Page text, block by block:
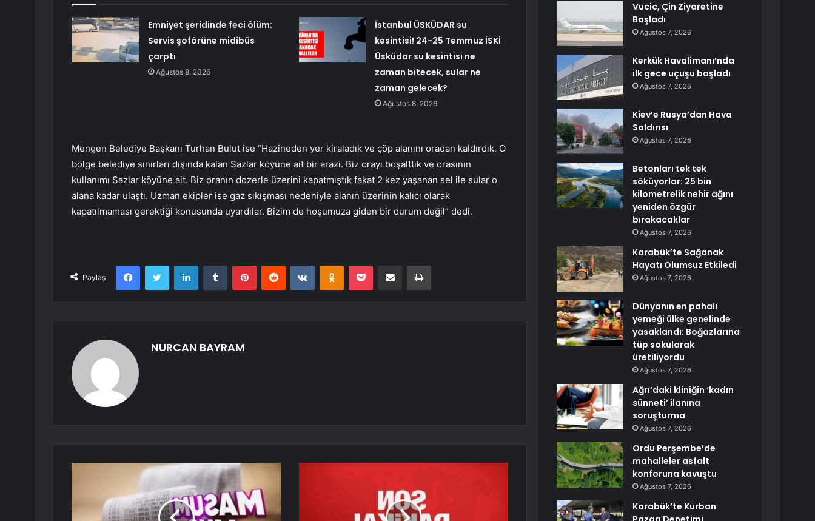
Emniyet şeridinde feci ölüm:
Servis şoförüne midibüs
çarptı
Ağustos 8, 2026
İstanbul ÜSKÜDAR su
kesintisi! 24-25 Temmuz İSKİ
Üsküdar su kesintisi ne
zaman bitecek, sular ne
zaman gelecek?
Ağustos 8, 2026
Mengen Belediye Başkanı Turhan Bulut ise “Hazineden yer kiraladık ve çöp alanını oradan kaldırdık. O
bölge belediye sınırları dışında kalan Sazlar köyüne ait bir arazi. Biz orayı boşalttık ve orasının
kullanımı Sazlar köyüne ait. Biz oranın dozerle üzerini kapatmıştık fakat 2 kez yaşanan sel ile sular o
alana kadar ulaştı. Uzman ekipler ise gaz sıkışması nedeniyle alanın üzerinin kalıcı olarak
kapatılmaması gerektiği konusunda uyardılar. Bizim de hoşumuza giden bir durum değil” dedi.
Paylaş
FacebookTwitter LinkedInTumblr PinterestReddit VKontakteOdnoklassniki
Pocket E-Posta ile paylaş Yazdır
NURCAN BAYRAM
Vucic, Çin Ziyaretine
Başladı
Ağustos 7, 2026
Kerkük Havalimanı’nda
ilk gece uçuşu başladı
Ağustos 7, 2026
Kiev’e Rusya’dan Hava
Saldırısı
Ağustos 7, 2026
Betonları tek tek
söküyorlar: 25 bin
kilometrelik nehir ağını
yeniden özgür
bırakacaklar
Ağustos 7, 2026
Karabük’te Sağanak
Hayatı Olumsuz Etkiledi
Ağustos 7, 2026
Dünyanın en pahalı
yemeği ülke genelinde
yasaklandı: Boğazlarına
tüp sokularak
üretiliyordu
Ağustos 7, 2026
Ağrı’daki kliniğin ‘kadın
sünneti’ ilanına
soruşturma
Ağustos 7, 2026
Ordu Perşembe’de
mahalleler asfalt
konforuna kavuştu
Ağustos 7, 2026
Karabük’te Kurban